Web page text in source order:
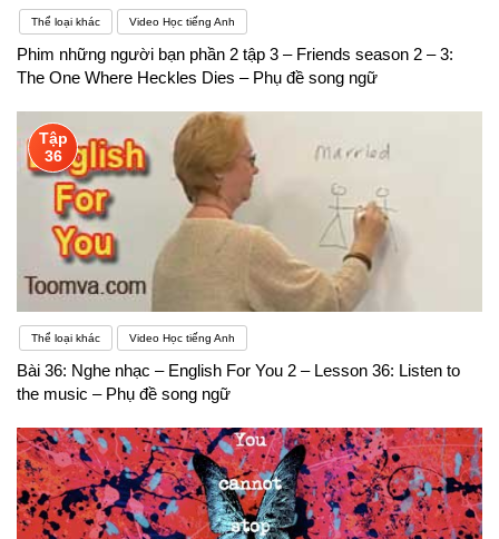
Thể loại khác Video Học tiếng Anh
Phim những người bạn phần 2 tập 3 – Friends season 2 – 3:
The One Where Heckles Dies – Phụ đề song ngữ
Tập
36
Thể loại khác Video Học tiếng Anh
Bài 36: Nghe nhạc – English For You 2 – Lesson 36: Listen to
the music – Phụ đề song ngữ